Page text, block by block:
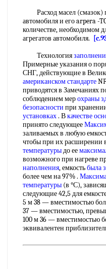
Расход масел (смазок)
автомобиля и его arpera -
количестве, необходимом
агрегатов автомобиля.
Технология
Примерные указания о
СНГ, действующие в
американском стандарте
приводятся в Замечаниях
соблюдением мерохраны
безопасности при
установках. Вкачестве
принято следующее
заливаемых в любую
чтобы при их расширении
температурыдо ее
возможного при нагреве
наполнения, емкостьбыла
более чем на 97% .
температуры (в °С),
следующие 42,5 для
5 м 38 — вместимостью
37 — вместимостью,
100 м 36 — вместимостью
эквивалентен